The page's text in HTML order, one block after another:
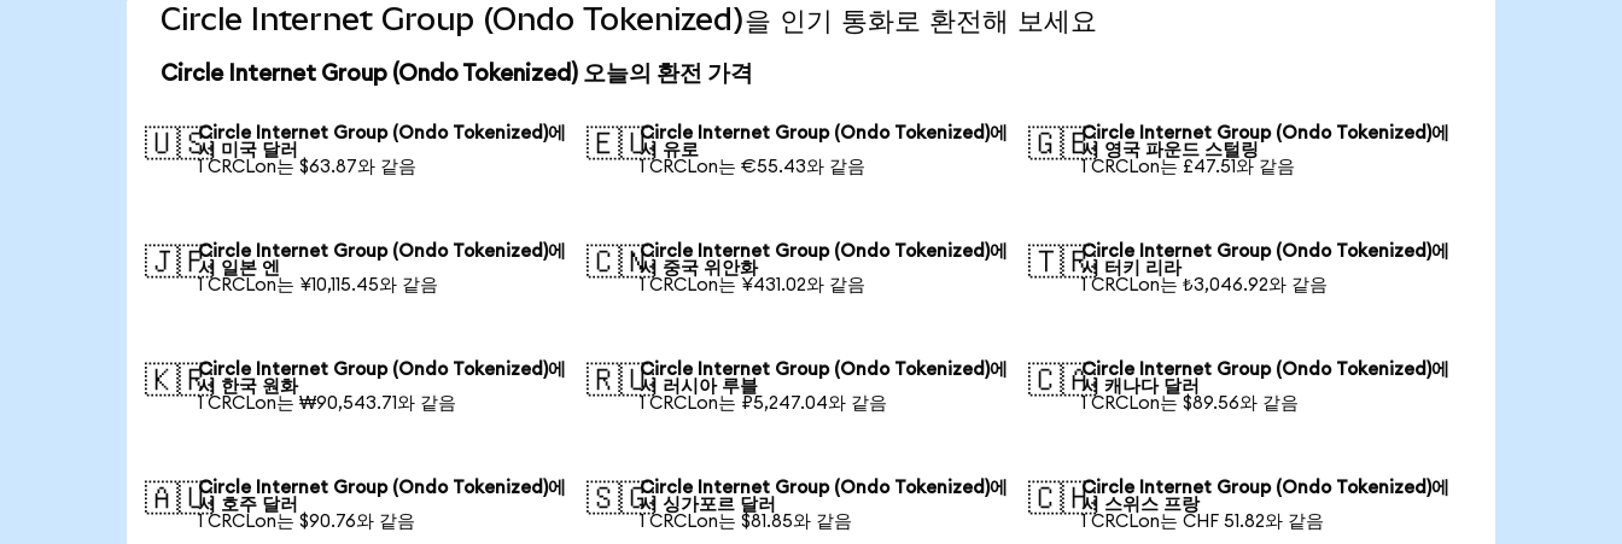
Circle Internet Group (Ondo Tokenized)을 인기 통화로 환전해 보세요
Circle Internet Group (Ondo Tokenized) 오늘의 환전 가격
🇺🇸Circle Internet Group (Ondo Tokenized)에
서 미국 달러
1 CRCLon는 $63.87와 같음
🇪🇺Circle Internet Group (Ondo Tokenized)에
서 유로
1 CRCLon는 €55.43와 같음
🇬🇧Circle Internet Group (Ondo Tokenized)에
서 영국 파운드 스털링
1 CRCLon는 £47.51와 같음
🇯🇵Circle Internet Group (Ondo Tokenized)에
서 일본 엔
1 CRCLon는 ¥10,115.45와 같음
🇨🇳Circle Internet Group (Ondo Tokenized)에
서 중국 위안화
1 CRCLon는 ¥431.02와 같음
🇹🇷Circle Internet Group (Ondo Tokenized)에
서 터키 리라
1 CRCLon는 ₺3,046.92와 같음
🇰🇷Circle Internet Group (Ondo Tokenized)에
서 한국 원화
1 CRCLon는 ₩90,543.71와 같음
🇷🇺Circle Internet Group (Ondo Tokenized)에
서 러시아 루블
1 CRCLon는 ₽5,247.04와 같음
🇨🇦Circle Internet Group (Ondo Tokenized)에
서 캐나다 달러
1 CRCLon는 $89.56와 같음
🇦🇺Circle Internet Group (Ondo Tokenized)에
서 호주 달러
1 CRCLon는 $90.76와 같음
🇸🇬Circle Internet Group (Ondo Tokenized)에
서 싱가포르 달러
1 CRCLon는 $81.85와 같음
🇨🇭Circle Internet Group (Ondo Tokenized)에
서 스위스 프랑
1 CRCLon는 CHF 51.82와 같음